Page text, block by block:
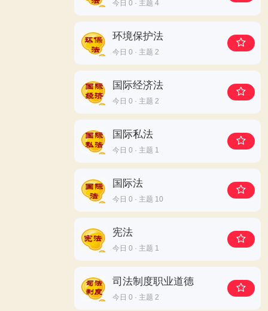
今日 0 · 主题 4
环境保护法
今日 0 · 主题 2
国际经济法
今日 0 · 主题 2
国际私法
今日 0 · 主题 1
国际法
今日 0 · 主题 10
宪法
今日 0 · 主题 1
司法制度职业道德
今日 0 · 主题 2